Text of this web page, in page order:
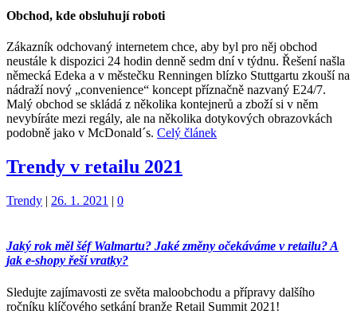
Obchod, kde obsluhují roboti
Zákazník odchovaný internetem chce, aby byl pro něj obchod
neustále k dispozici 24 hodin denně sedm dní v týdnu. Řešení našla
německá Edeka a v městečku Renningen blízko Stuttgartu zkouší na
nádraží nový „convenience“ koncept příznačně nazvaný E24/7.
Malý obchod se skládá z několika kontejnerů a zboží si v něm
nevybíráte mezi regály, ale na několika dotykových obrazovkách
podobně jako v McDonald´s. Celý článek
Trendy v retailu 2021
Kategorie:
Trendy | 26. 1. 2021 | 0
Jaký rok měl šéf Walmartu? Jaké změny očekáváme v retailu? A
jak e-shopy řeší vratky?
Sledujte zajímavosti ze světa maloobchodu a přípravy dalšího
ročníku klíčového setkání branže Retail Summit 2021!